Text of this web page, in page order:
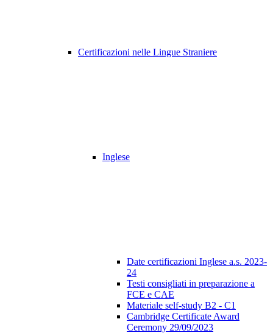
Certificazioni nelle Lingue Straniere
Inglese
Date certificazioni Inglese a.s. 2023-
24
Testi consigliati in preparazione a
FCE e CAE
Materiale self-study B2 - C1
Cambridge Certificate Award
Ceremony 29/09/2023